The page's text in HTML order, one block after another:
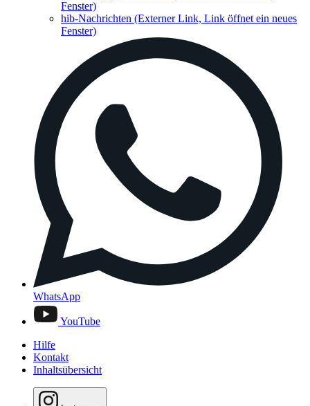
Fenster)
hib-Nachrichten (Externer Link, Link öffnet ein neues
Fenster)
WhatsApp
YouTube
Hilfe
Kontakt
Inhaltsübersicht